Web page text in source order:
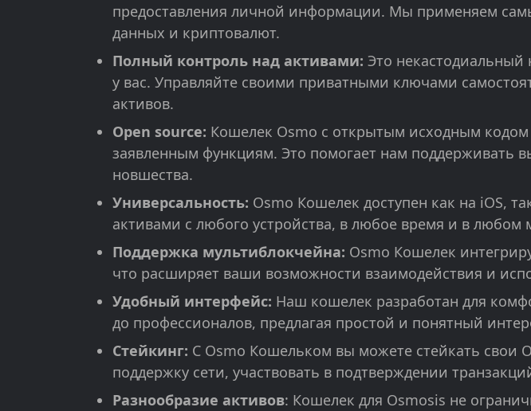
предоставления личной информации. Мы применяем
данных и криптовалют.
Полный контроль над активами: Это некастодиальный
у вас. Управляйте своими приватными ключами
активов.
Open source: Кошелек Osmo с открытым исходным кодом
заявленным функциям. Это помогает нам поддерживать
новшества.
Универсальность: Osmo Кошелек доступен как на iOS,
активами с любого устройства, в любое время и в любом
Поддержка мультиблокчейна: Osmo Кошелек
что расширяет ваши возможности взаимодействия и
Удобный интерфейс: Наш кошелек разработан для
до профессионалов, предлагая простой и понятный
Стейкинг: С Osmo Кошельком вы можете стейкать свои
поддержку сети, участвовать в подтверждении
Разнообразие активов: Кошелек для Osmosis не